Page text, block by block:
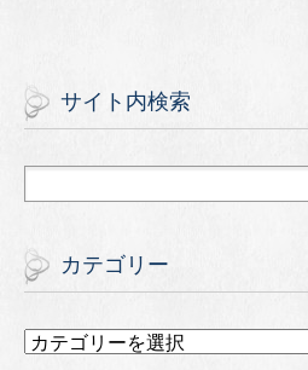
サイト内検索
カテゴリー
カ